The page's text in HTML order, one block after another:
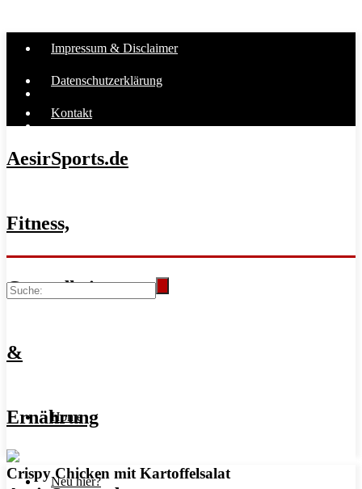
Impressum & Disclaimer
Datenschutzerklärung
Kontakt
AesirSports.de
Fitness,
Gesundheit
&
Ernährung
Home
Neu hier?
Crispy Chicken mit Kartoffelsalat